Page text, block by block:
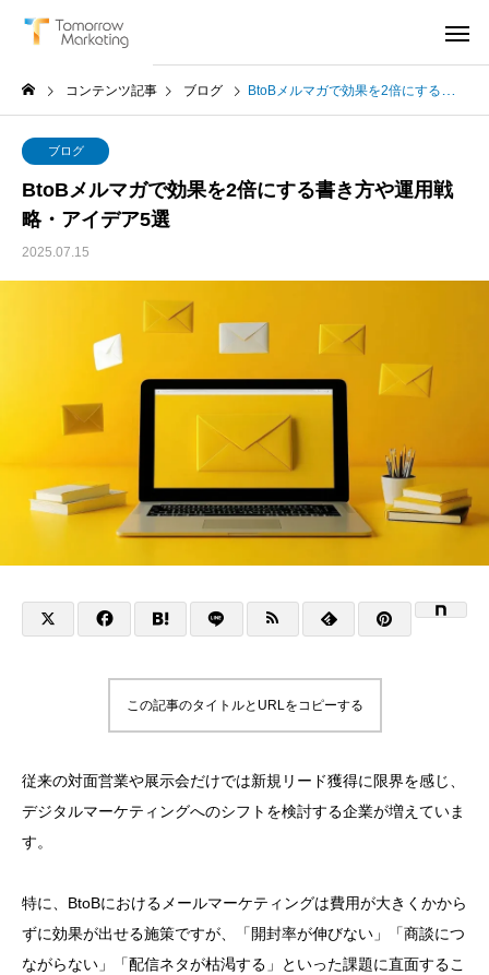
コンテンツ記事 ブログ BtoBメルマガで効果を2倍にする書き方や運用戦略・アイデア5選
ブログ
BtoBメルマガで効果を2倍にする書き方や運用戦
略・アイデア5選
2025.07.15
この記事のタイトルとURLをコピーする
従来の対面営業や展示会だけでは新規リード獲得に限界を感じ、
デジタルマーケティングへのシフトを検討する企業が増えていま
す。
特に、BtoBにおけるメールマーケティングは費用が大きくかから
ずに効果が出せる施策ですが、「開封率が伸びない」「商談につ
ながらない」「配信ネタが枯渇する」といった課題に直面するこ